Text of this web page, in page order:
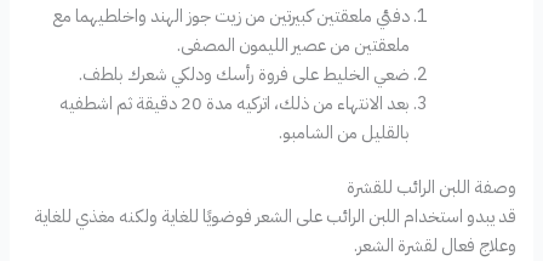
دفئي ملعقتين كبيرتين من زيت جوز الهند واخلطيهما مع
ملعقتين من عصير الليمون المصفى.
ضعي الخليط على فروة رأسك ودلكي شعرك بلطف.
بعد الانتهاء من ذلك، اتركيه مدة 20 دقيقة ثم اشطفيه
بالقليل من الشامبو.
وصفة اللبن الرائب للقشرة
قد يبدو استخدام اللبن الرائب على الشعر فوضويًا للغاية ولكنه مغذي للغاية
وعلاج فعال لقشرة الشعر.